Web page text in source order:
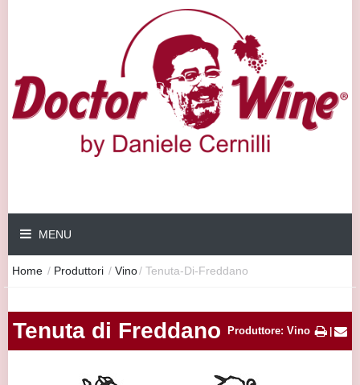
MENU
Home / Produttori / Vino/ Tenuta-Di-Freddano
Tenuta di Freddano Produttore: Vino |